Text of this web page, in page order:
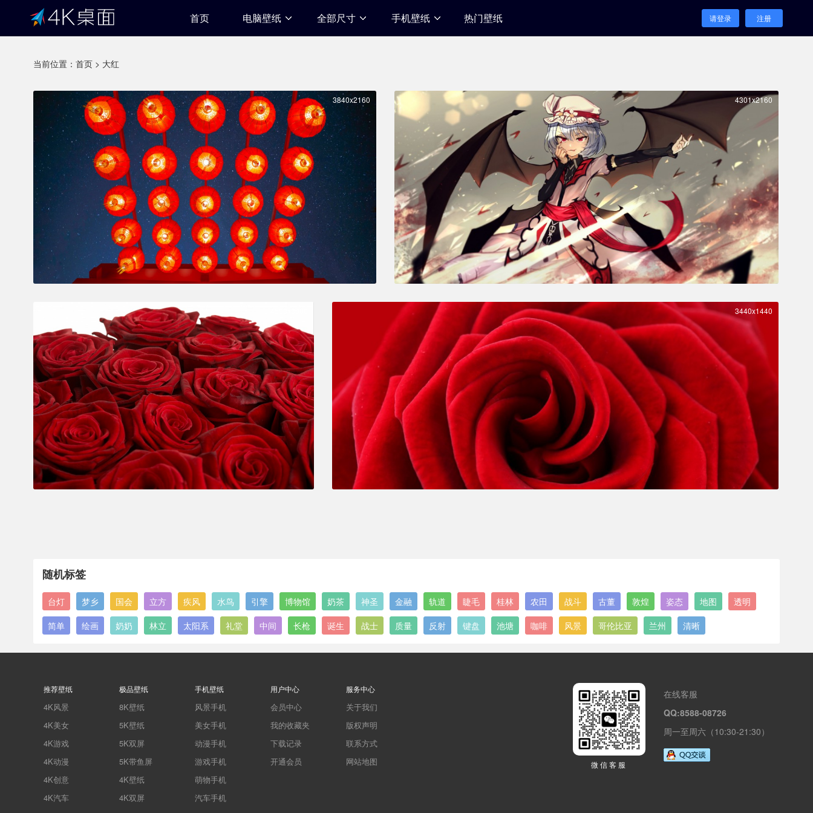
首页 电脑壁纸 全部尺寸 手机壁纸 热门壁纸 注册
请登录
当前位置： 首页 > 大红
3840x2160 4301x2160
3440x1440
随机标签
台灯 梦乡 国会 立方 疾风 水鸟 引擎 博物馆 奶茶 神圣 金融 轨道 睫毛 桂林 农田 战斗 古董 敦煌 姿态 地图
透明
简单
绘画 奶奶 林立 太阳系 礼堂 中间 长枪 诞生 战士 质量 反射 键盘 池塘 咖啡 风景 哥伦比亚 兰州 清晰
推荐壁纸
4K风景
4K美女
4K游戏
4K动漫
4K创意
4K汽车
极品壁纸
8K壁纸
5K壁纸
5K双屏
5K带鱼屏
4K壁纸
4K双屏
手机壁纸
风景手机
美女手机
动漫手机
游戏手机
萌物手机
汽车手机
用户中心
会员中心
我的收藏夹
下载记录
开通会员
服务中心
关于我们
版权声明
联系方式
网站地图
微信客服
在线客服
QQ:8588-08726
周一至周六（10:30-21:30）